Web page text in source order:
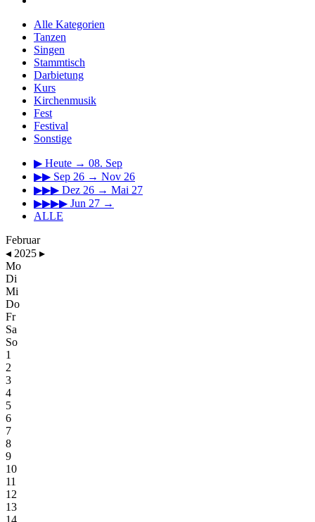
Alle Kategorien
Tanzen
Singen
Stammtisch
Darbietung
Kurs
Kirchenmusik
Fest
Festival
Sonstige
▶ Heute → 08. Sep
▶▶ Sep 26 → Nov 26
▶▶▶ Dez 26 → Mai 27
▶▶▶▶ Jun 27 →
ALLE
Februar
◂ 2025 ▸
Mo
Di
Mi
Do
Fr
Sa
So
1
2
3
4
5
6
7
8
9
10
11
12
13
14